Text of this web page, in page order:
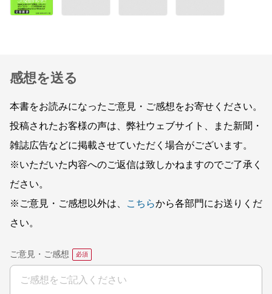
感想を送る
本書をお読みになったご意見・ご感想をお寄せください。
投稿されたお客様の声は、弊社ウェブサイト、また新聞・
雑誌広告などに掲載させていただく場合がございます。
※いただいた内容へのご返信は致しかねますのでご了承く
ださい。
※ご意見・ご感想以外は、
こちらから各部門にお送りくだ
さい。
ご意見・ご感想